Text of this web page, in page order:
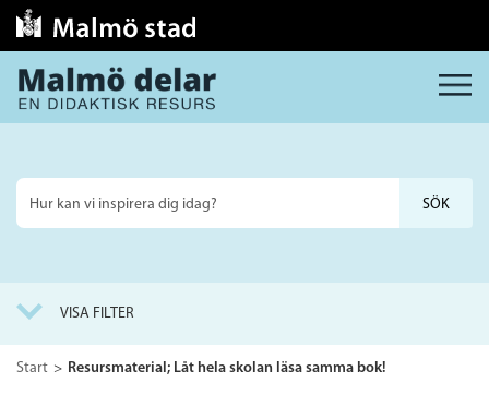
MENY
Sök
på
VISA FILTER
Start Resursmaterial; Låt hela skolan läsa samma bok!